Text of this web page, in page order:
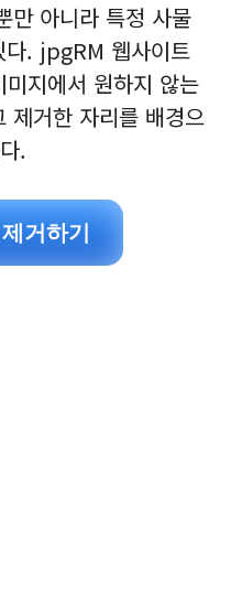
만 아니라 특정 사물
다. jpgRM 웹사이트
지에서 원하지 않는
제거한 자리를 배경으
.
거하기